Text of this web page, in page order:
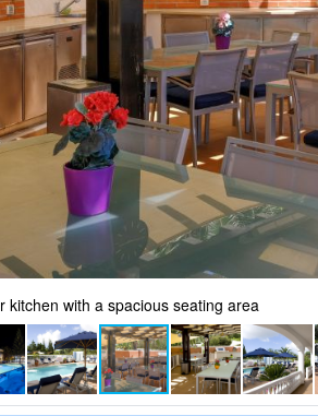
outdoor kitchen with seating area